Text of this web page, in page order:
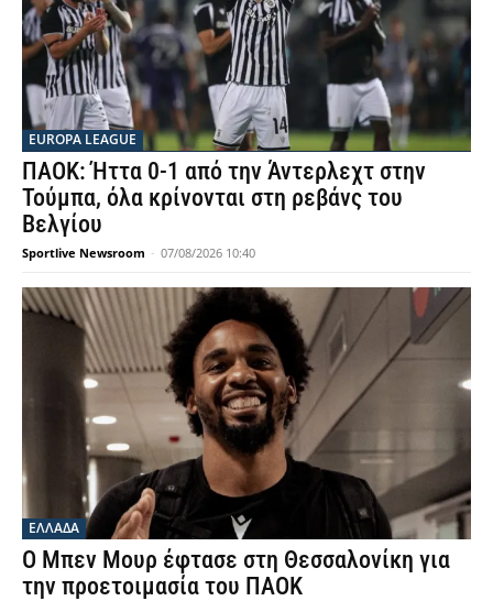
EUROPA LEAGUE
ΠΑΟΚ: Ήττα 0-1 από την Άντερλεχτ στην
Τούμπα, όλα κρίνονται στη ρεβάνς του
Βελγίου
Sportlive Newsroom - 07/08/2026 10:40
ΕΛΛΑΔΑ
Ο Μπεν Μουρ έφτασε στη Θεσσαλονίκη για
την προετοιμασία του ΠΑΟΚ